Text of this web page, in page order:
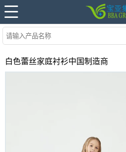
白色蕾丝家庭衬衫中国制造商